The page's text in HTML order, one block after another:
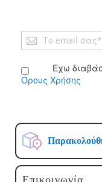
Επικοινωνία
Εγγραφή
στο
Δελτίο: Έχω
Όρους Χρήσης